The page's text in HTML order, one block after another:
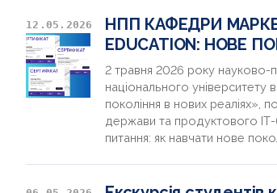
12.05.2026
НПП КАФЕДРИ
EDUCATION: НОВЕ
2 травня 2026 року науково-
національного університету
покоління в нових реаліях»,
держави та продуктового
питання: як навчати нове